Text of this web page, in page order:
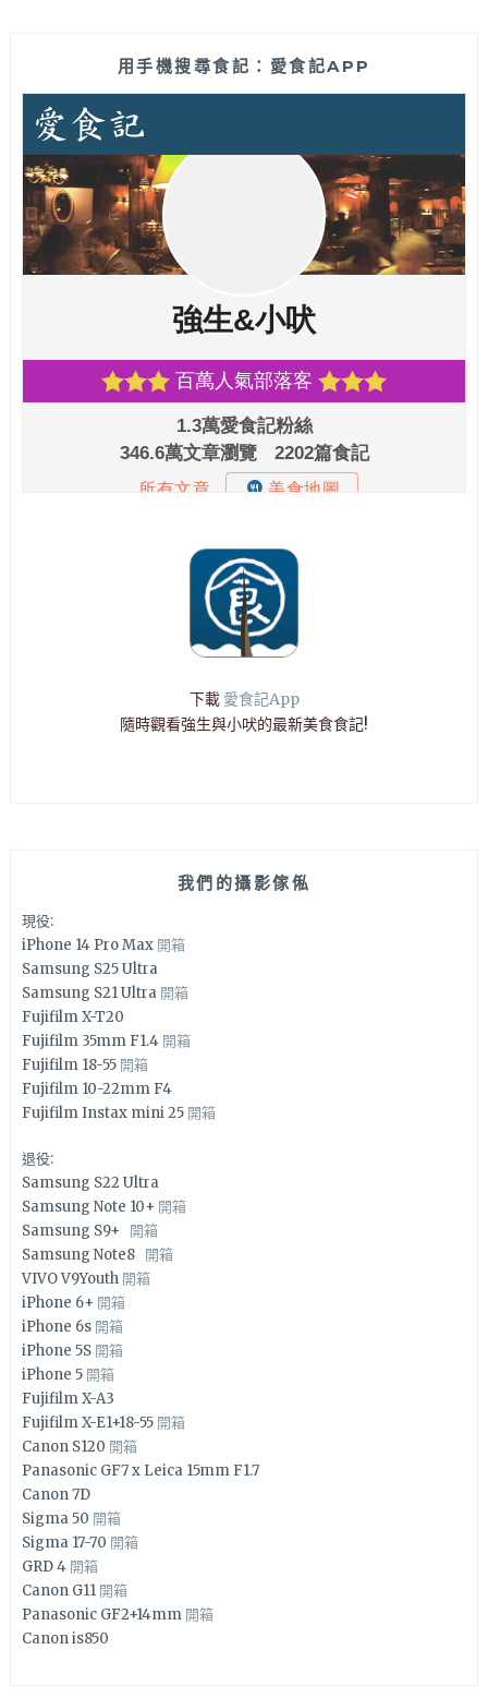
用手機搜尋食記：愛食記APP
下載 愛食記App
隨時觀看強生與小吠的最新美食食記!
我們的攝影傢俬
現役:
iPhone 14 Pro Max 開箱
Samsung S25 Ultra
Samsung S21 Ultra 開箱
Fujifilm X-T20
Fujifilm 35mm F1.4 開箱
Fujifilm 18-55 開箱
Fujifilm 10-22mm F4
Fujifilm Instax mini 25 開箱
退役:
Samsung S22 Ultra
Samsung Note 10+ 開箱
Samsung S9+ 開箱
Samsung Note8 開箱
VIVO V9Youth 開箱
iPhone 6+ 開箱
iPhone 6s 開箱
iPhone 5S 開箱
iPhone 5 開箱
Fujifilm X-A3
Fujifilm X-E1+18-55 開箱
Canon S120 開箱
Panasonic GF7 x Leica 15mm F1.7
Canon 7D
Sigma 50 開箱
Sigma 17-70 開箱
GRD 4 開箱
Canon G11 開箱
Panasonic GF2+14mm 開箱
Canon is850